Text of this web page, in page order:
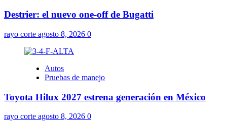
Destrier: el nuevo one-off de Bugatti
rayo corte agosto 8, 2026 0
Autos
Pruebas de manejo
Toyota Hilux 2027 estrena generación en México
rayo corte agosto 8, 2026 0